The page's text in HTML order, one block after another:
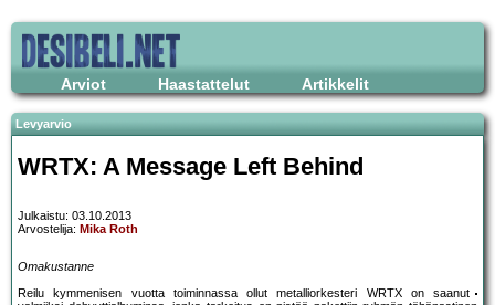
Arviot Haastattelut Artikkelit
Levyarvio
WRTX: A Message Left Behind
Julkaistu: 03.10.2013
Arvostelija: Mika Roth
Omakustanne
Reilu kymmenisen vuotta toiminnassa ollut metalliorkesteri WRTX on saanut